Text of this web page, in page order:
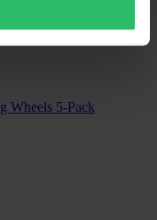
Wheels 5-Pack